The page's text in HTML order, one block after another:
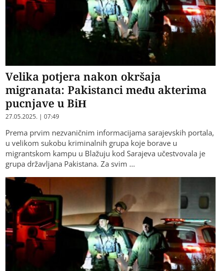
Velika potjera nakon okršaja
migranata: Pakistanci među akterima
pucnjave u BiH
27.05.2025. | 07:49
Prema prvim nezvaničnim informacijama sarajevskih portala,
u velikom sukobu kriminalnih grupa koje borave u
migrantskom kampu u Blažuju kod Sarajeva učestvovala je
grupa državljana Pakistana. Za svim …